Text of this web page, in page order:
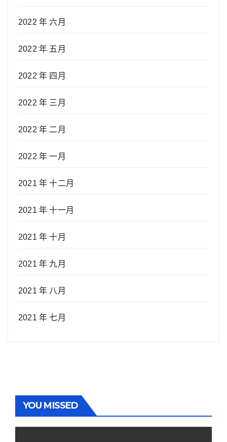
2022 年 六月
2022 年 五月
2022 年 四月
2022 年 三月
2022 年 二月
2022 年 一月
2021 年 十二月
2021 年 十一月
2021 年 十月
2021 年 九月
2021 年 八月
2021 年 七月
YOU MISSED